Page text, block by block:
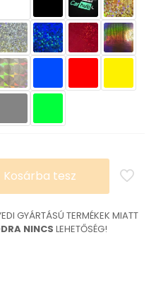
Kosárba tesz
GYÁRTÁSÚ TERMÉKEK MIATT
NINCS LEHETŐSÉG!